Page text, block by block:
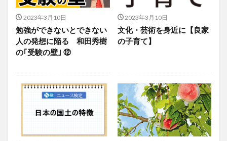
2023年3月10日
勉強ができないとできない
人の発想に陥る 和田秀樹
の｢受験の壁｣ ⑫
2023年3月10日
文化・芸術を身近に【良家
の子育て】